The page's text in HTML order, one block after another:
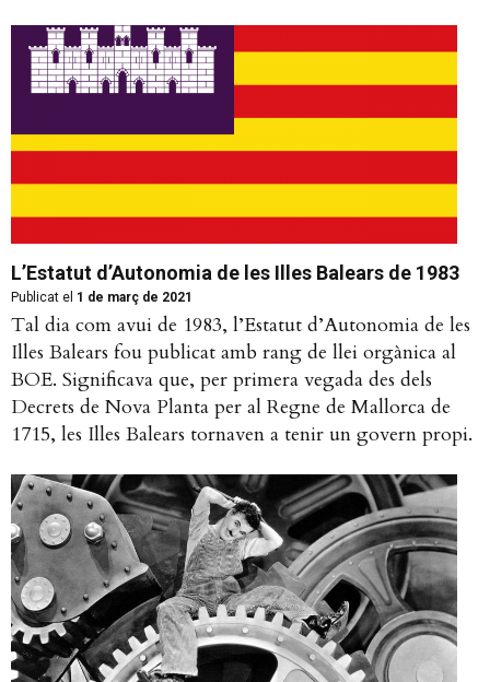
L’Estatut d’Autonomia de les Illes Balears de 1983
Publicat el 1 de març de 2021
Tal dia com avui de 1983, l’Estatut d’Autonomia de les
Illes Balears fou publicat amb rang de llei orgànica al
BOE. Significava que, per primera vegada des dels
Decrets de Nova Planta per al Regne de Mallorca de
1715, les Illes Balears tornaven a tenir un govern propi.